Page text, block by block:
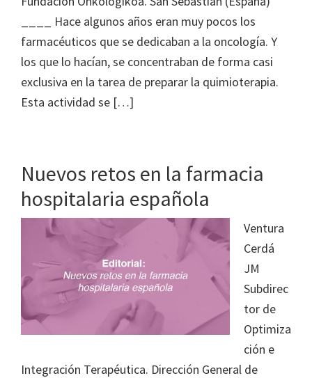
____ Hace algunos años eran muy pocos los
farmacéuticos que se dedicaban a la oncología. Y
los que lo hacían, se concentraban de forma casi
exclusiva en la tarea de preparar la quimioterapia.
Esta actividad se […]
Nuevos retos en la farmacia
hospitalaria española
Ventura
Cerdá
JM
Subdirec
tor de
Optimiza
ción e
Integración Terapéutica. Dirección General de